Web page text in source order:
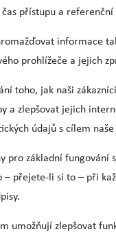
přístupu a referenční
informace
prohlížeče a jejich
toho, jak naši
a zlepšovat jejich
údajů s cílem
pro základní
přejete-li si to – při
umožňují zlepšovat